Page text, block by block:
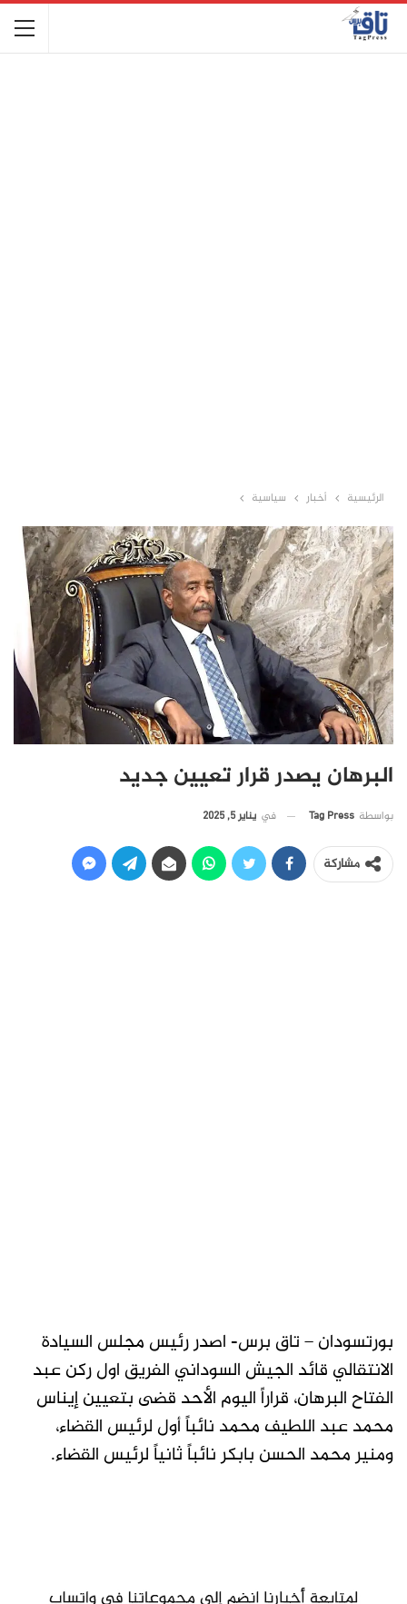
الرئيسية أخبار سياسية
البرهان يصدر قرار تعيين جديد
بواسطة Tag Press في يناير 5, 2025
مشاركة
بورتسودان – تاق برس- اصدر رئيس مجلس السيادة
الانتقالي قائد الجيش السوداني الفريق اول ركن عبد
الفتاح البرهان، قراراً اليوم الأحد قضى بتعيين إيناس
محمد عبد اللطيف محمد نائباً أول لرئيس القضاء،
ومنير محمد الحسن بابكر نائباً ثانياً لرئيس القضاء.